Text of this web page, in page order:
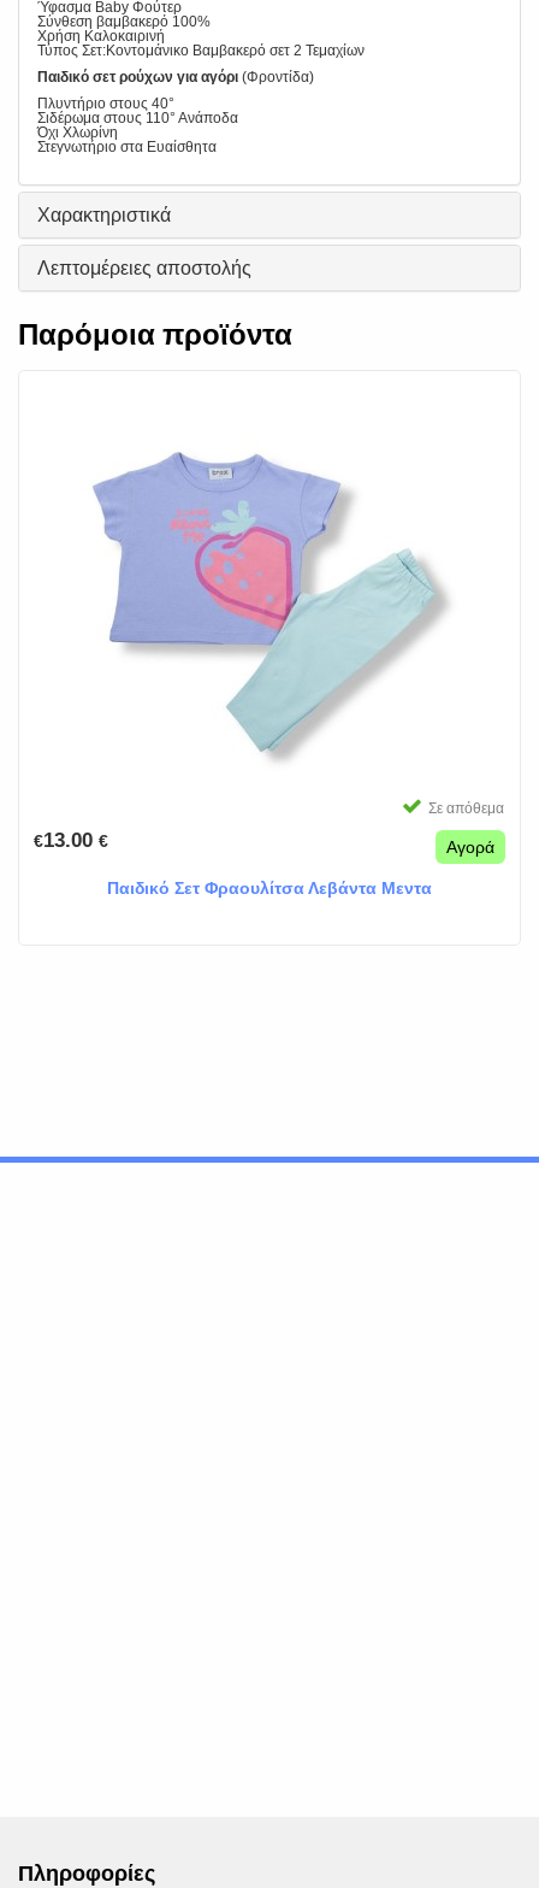
Ύφασμα Baby Φούτερ
Σύνθεση βαμβακερό 100%
Χρήση Καλοκαιρινή
Τύπος Σετ:Κοντομάνικο Βαμβακερό σετ 2 Τεμαχίων
Παιδικό σετ ρούχων για αγόρι (Φροντίδα)
Πλυντήριο στους 40°
Σιδέρωμα στους 110° Ανάποδα
Όχι Χλωρίνη
Στεγνωτήριο στα Ευαίσθητα
Χαρακτηριστικά
Λεπτομέρειες αποστολής
Παρόμοια προϊόντα
Σε απόθεμα
€13.00 € Αγορά
Παιδικό Σετ Φραουλίτσα Λεβάντα Μεντα
Πληροφορίες